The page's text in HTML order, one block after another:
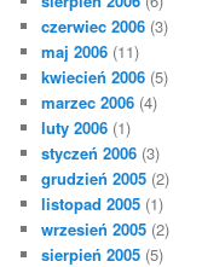
czerwiec 2006 (3)
maj 2006 (11)
kwiecień 2006 (5)
marzec 2006 (4)
luty 2006 (1)
styczeń 2006 (3)
grudzień 2005 (2)
listopad 2005 (1)
wrzesień 2005 (2)
sierpień 2005 (5)